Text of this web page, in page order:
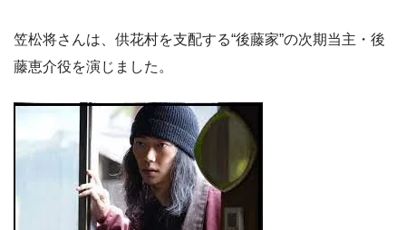
笠松将さんは、供花村を支配する“後藤家”の次期当主・後
藤恵介役を演じました。